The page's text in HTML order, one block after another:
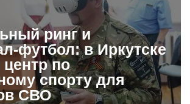
ринг и
футбол: в Иркутске
по
спорту для
СВО